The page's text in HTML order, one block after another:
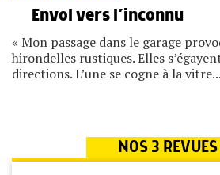
Envol vers l’inconnu
« Mon passage dans le garage
hirondelles rustiques. Elles
directions. L’une se cogne à la vitre...
NOS 3 REVUES